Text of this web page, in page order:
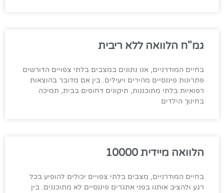
גמ"ח הלוואה ללא ריבית
בחיים המודרניים, אנו נתונים במצבים בלתי צפויים הדורשים
פתרונות פיננסיים מהירים ויעילים. בין אם מדובר בהוצאות
רפואיות בלתי מתוכננות, תיקונים דחופים בבית, תמיכה
בחינוך הילדים
הלוואה מיידית 10000
בחיים המודרניים, מצבים בלתי צפויים יכולים להופיע בכל
רגע ולהציב אותנו בפני אתגרים פיננסיים לא מתוכננים. בין